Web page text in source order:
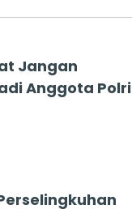
Jangan
Anggota Polri